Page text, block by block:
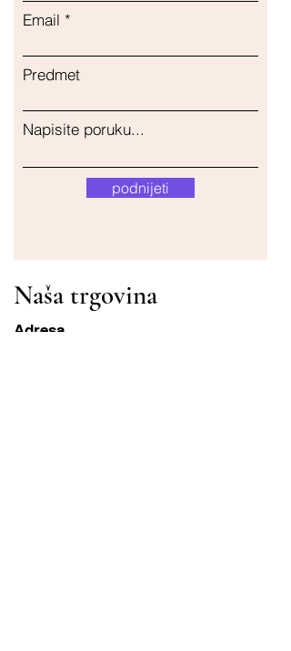
Email
Predmet
Napisite poruku...
podnijeti
Naša trgovina
Adresa